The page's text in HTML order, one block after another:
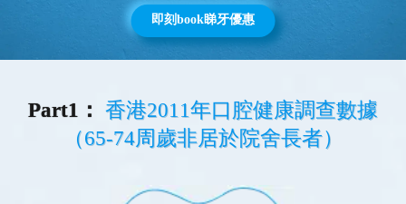
常規收費
箍牙收費
即刻book睇牙優惠
Part1： 香港2011年口腔健康調查數據
（65-74周歲非居於院舍長者）